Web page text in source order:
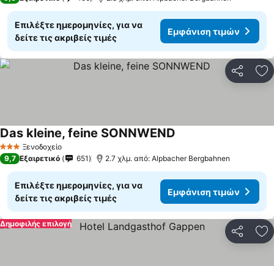
Επιλέξτε ημερομηνίες, για να
δείτε τις ακριβείς τιμές
Εμφάνιση τιμών
3 ΑστέριαΞενοδοχείο
Das kleine, feine SONNWEND
9,7 Εξαιρετικό 651 2.7 χλμ. από: Alpbacher Bergbahnen
Επιλέξτε ημερομηνίες, για να
δείτε τις ακριβείς τιμές
Εμφάνιση τιμών
Δημοφιλής επιλογή